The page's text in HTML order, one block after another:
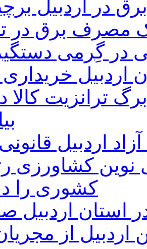
مصرف برق در
در گِرمی
اردبیل
کالا در
اردبیل
نوین کشاورزی
کشوری را
استان اردبیل
از